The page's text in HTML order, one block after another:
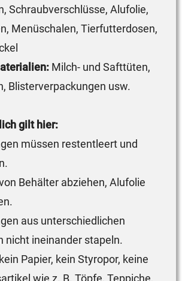
Schraubverschlüsse, Alufolie,
Menüschalen, Tierfutterdosen,
Milch- und Safttüten,
Blisterverpackungen usw.
gilt hier:
müssen restentleert und
Behälter abziehen, Alufolie
aus unterschiedlichen
nicht ineinander stapeln.
Papier, kein Styropor, keine
wie z. B. Töpfe, Teppiche,